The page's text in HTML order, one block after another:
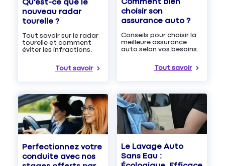
Qu'est-ce que le
nouveau radar
tourelle ?
Tout savoir sur le radar
tourelle et comment
éviter les infractions.
Tout savoir
choisir son
assurance auto ?
Conseils pour choisir la
meilleure assurance
auto selon vos besoins.
Tout savoir
Perfectionnez votre
conduite avec nos
Le Lavage Auto
Sans Eau :